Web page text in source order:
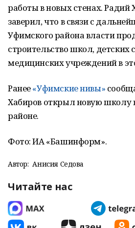
работы в новых стенах. Радий
заверил, что в связи с
Уфимского района власти
строительство школ, детских
медицинских учреждений в
Ранее«Уфимские нивы»
Хабиров открыл новую школу
районе.
Фото: ИА «Башинформ».
Автор: Анисия Седова
Читайте нас